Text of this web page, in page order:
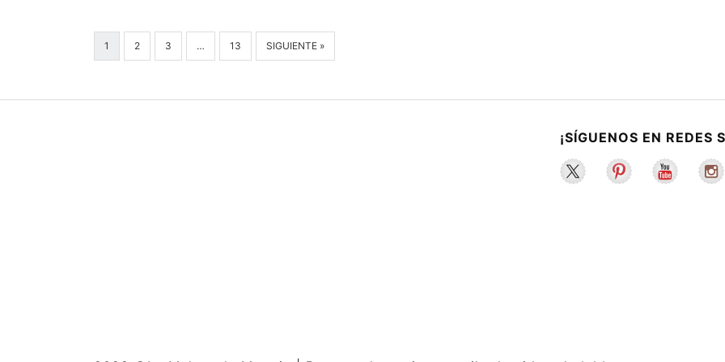
1 2 3 … 13 SIGUIENTE »
¡SÍGUENOS EN REDES